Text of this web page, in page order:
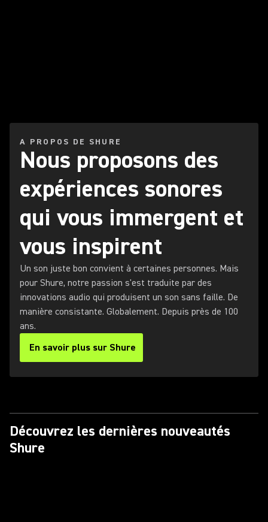
A PROPOS DE SHURE
Nous proposons des
expériences sonores
qui vous immergent et
vous inspirent
Un son juste bon convient à certaines personnes. Mais
pour Shure, notre passion s'est traduite par des
innovations audio qui produisent un son sans faille. De
manière consistante. Globalement. Depuis près de 100
ans.
En savoir plus sur Shure
Découvrez les dernières nouveautés
Shure